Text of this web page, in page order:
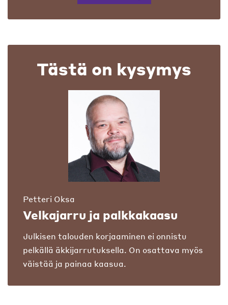
Tästä on kysymys
Petteri Oksa
Velkajarru ja palkkakaasu
Julkisen talouden korjaaminen ei onnistu
pelkällä äkkijarrutuksella. On osattava myös
väistää ja painaa kaasua.